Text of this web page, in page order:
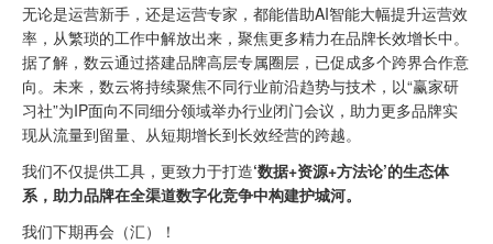
无论是运营新手，还是运营专家，都能借助AI智能大幅提升运营效
率，从繁琐的工作中解放出来，聚焦更多精力在品牌长效增长中。
据了解，数云通过搭建品牌高层专属圈层，已促成多个跨界合作意
向。未来，数云将持续聚焦不同行业前沿趋势与技术，以“赢家研
习社”为IP面向不同细分领域举办行业闭门会议，助力更多品牌实
现从流量到留量、从短期增长到长效经营的跨越。
我们不仅提供工具，更致力于打造‘数据+资源+方法论’的生态体
系 ，助力品牌在全渠道数字化竞争中构建护城河。
我们下期再会（汇）！